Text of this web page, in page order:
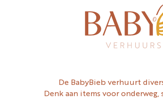
De BabyBieb verhuurt
Denk aan items voor onderweg,